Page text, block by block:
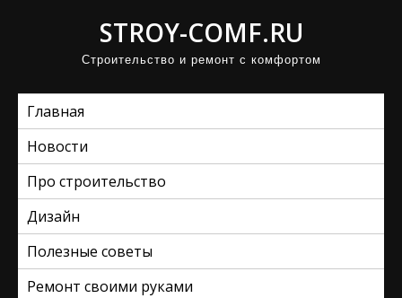
STROY-COMF.RU
Строительство и ремонт с комфортом
Главная
Новости
Про строительство
Дизайн
Полезные советы
Ремонт своими руками